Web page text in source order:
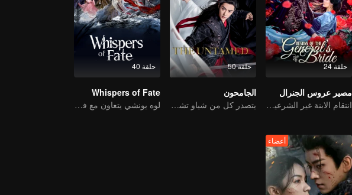
حلقة 24
مصير عروس الجنرال
انتقام الابنة غير الشرعية من تغيير الوجه
حلقة 50
الجامحون
يتصدر كل من شياو تشان ووانغ يي بو التشكيلة عالية القيمة
حلقة 40
Whispers of Fate
لوه يونشي يتعاون مع فريق لخوض غمار عالم الفنون القتالية
أعضاء